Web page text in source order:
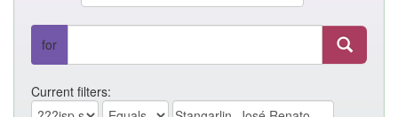
for
Current filters: